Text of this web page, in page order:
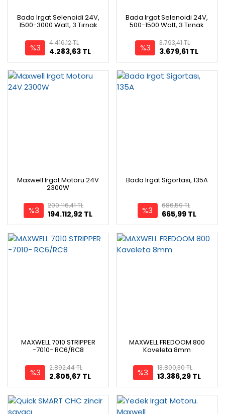
Bada Irgat Selenoidi 24V,
1500-3000 Watt, 3 Tırnak
%3 4.283,63 TL
4.416,12 TL
Bada Irgat Selenoidi 24V,
500-1500 Watt, 3 Tırnak
%3 3.679,61 TL
3.793,41 TL
Maxwell Irgat Motoru 24V
2300W
%3 194.112,92 TL
200.116,41 TL
Bada Irgat Sigortası, 135A
%3 665,99 TL
686,59 TL
MAXWELL 7010 STRIPPER
-7010- RC6/RC8
%3 2.805,67 TL
2.892,44 TL
MAXWELL FREDOOM 800
Kaveleta 8mm
%3 13.386,29 TL
13.800,30 TL